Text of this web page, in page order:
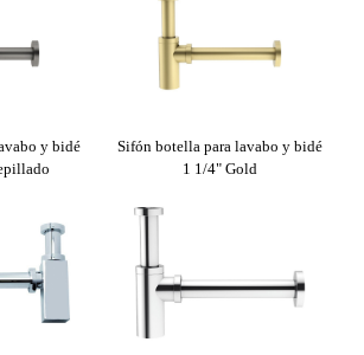
y bidé
Sifón botella para lavabo y bidé
1 1/4" Gold